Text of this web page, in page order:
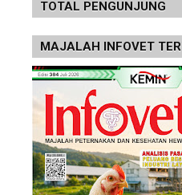
TOTAL PENGUNJUNG
MAJALAH INFOVET